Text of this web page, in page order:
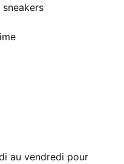
énergie Y2K à
métal et éléments
la tendance
extra-épais pour
au vendredi pour